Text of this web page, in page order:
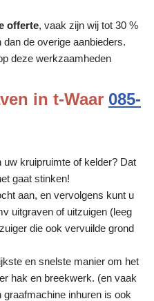
offerte, vaak zijn wij tot 30 %
de overige aanbieders.
deze werkzaamheden
in t-Waar 085-
kruipruimte of kelder? Dat
gaat stinken!
aan, en vervolgens kunt u
uitgraven of uitzuigen (leeg
die ook vervuilde grond
en snelste manier om het
hak en breekwerk. (en vaak
inhuren is ook